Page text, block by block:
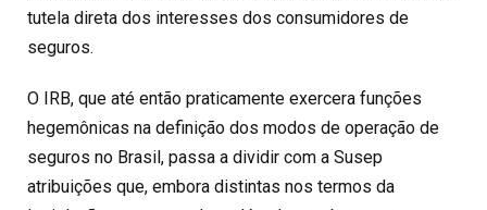
tutela direta dos interesses dos consumidores de
seguros.
O IRB, que até então praticamente exercera funções
hegemônicas na definição dos modos de operação de
seguros no Brasil, passa a dividir com a Susep
atribuições que, embora distintas nos termos da